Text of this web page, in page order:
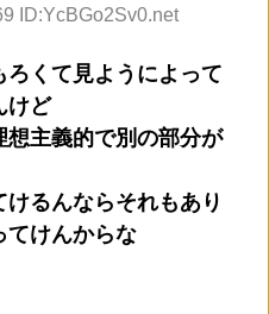
ID:YcBGo2Sv0.net
くて見ようによって
けど
主義的で別の部分が
るんならそれもあり
てけんからな